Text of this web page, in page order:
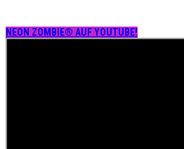
NEON ZOMBIE® AUF YOUTUBE!